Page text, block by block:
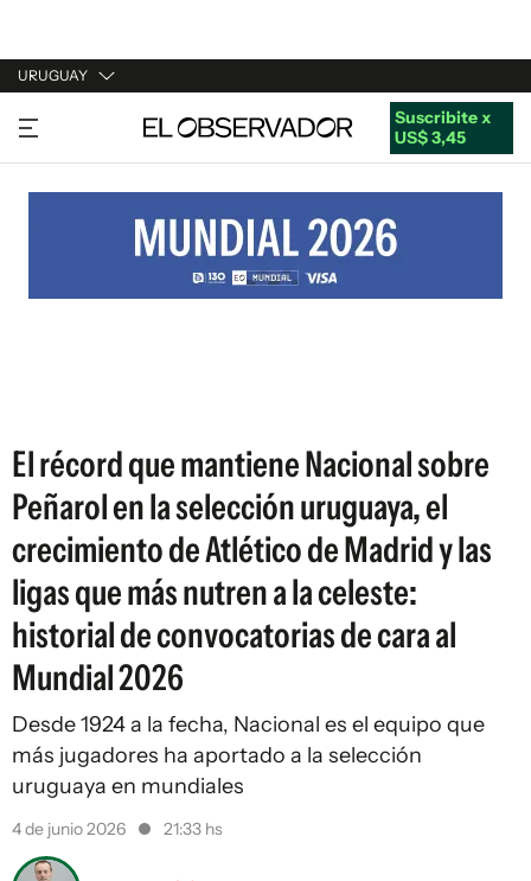
URUGUAY
URUGUAY
ARGENTINA
ESTADOS UNIDOS
Suscribite x
US$ 3,45
El récord que mantiene Nacional sobre
Peñarol en la selección uruguaya, el
crecimiento de Atlético de Madrid y las
ligas que más nutren a la celeste:
historial de convocatorias de cara al
Mundial 2026
Desde 1924 a la fecha, Nacional es el equipo que
más jugadores ha aportado a la selección
uruguaya en mundiales
4 de junio 2026 21:33 hs